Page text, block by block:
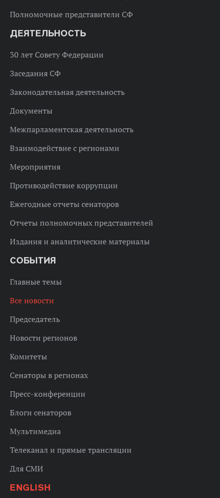
Полномочные представители СФ
ДЕЯТЕЛЬНОСТЬ
30 лет Совету Федерации
Заседания СФ
Законодательная деятельность
Документы
Межпарламентская деятельность
Взаимодействие с регионами
Мероприятия
Противодействие коррупции
Ежегодные отчеты сенаторов
Отчеты полномочных представителей
Издания и аналитические материалы
СОБЫТИЯ
Главные темы
Все новости
Председатель
Новости регионов
Комитеты
Сенаторы в регионах
Пресс-конференции
Блоги сенаторов
Мультимедиа
Телеканал и прямые трансляции
Для СМИ
ENGLISH